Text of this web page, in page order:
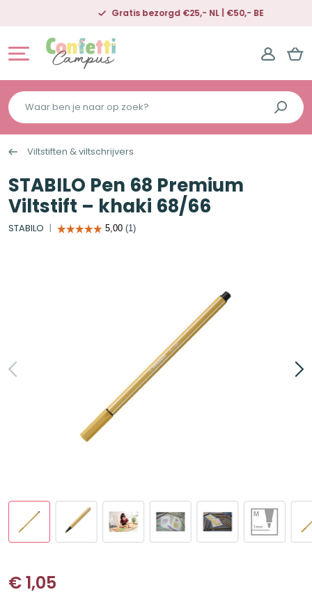
Gratis bezorgd €25,- NL | €50,- BE
Waar
ben
je
naar
op
zoek?
Viltstiften & viltschrijvers
STABILO Pen 68 Premium
Viltstift – khaki 68/66
STABILO
€1,05